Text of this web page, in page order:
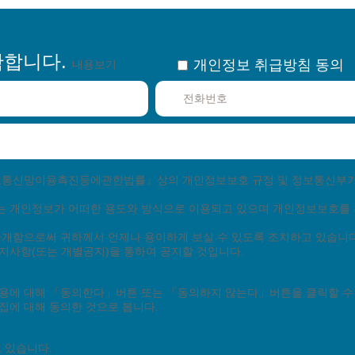
니다. 개인정보 취급방침 동의
내용보기
신망이용촉진등에관한법률』상의 개인정보보호 규정 및 정보통신부
개인정보가 어떠한 용도와 방식으로 이용되고 있으며 개인정보보호를
함으로써 귀하께서 언제나 용이하게 보실 수 있도록 조치하고 있습니
사항(또는 개별공지)을 통하여 공지할 것입니다.
에 대해 「동의한다」버튼 또는 「동의하지 않는다」버튼을 클릭할
에 대해 동의한 것으로 봅니다.
습니다.
월 ~ 금 09:30 ~ 18:00
.
정보처리방침 이메일무단수집거부 환불규정
반려동물아카데미
| 대표 : 박상용
서울시 종로구 종로 394, 301호(숭인
88-00205
통신판매업신고번호 : 제 2016-서울 종로-0926호
반려동물아카데미. All Rights Reserved.